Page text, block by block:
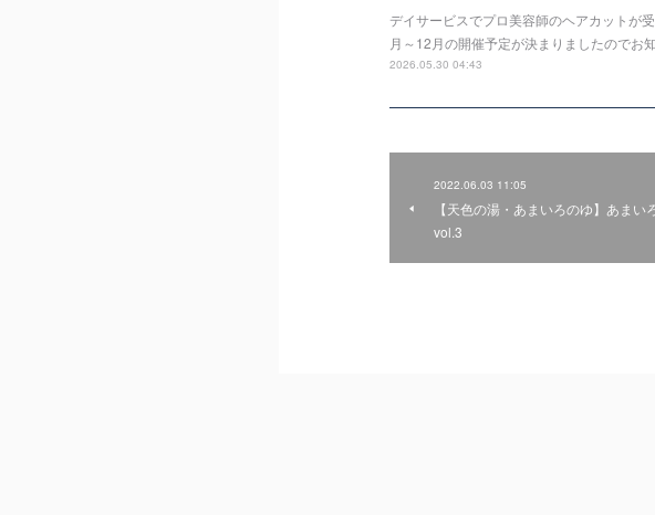
デイサービスでプロ美容師のヘアカットが
月～12月の開催予定が決まりましたので
2026.05.30 04:43
2022.06.03 11:05
【天色の湯・あまいろのゆ】あまい
vol.3